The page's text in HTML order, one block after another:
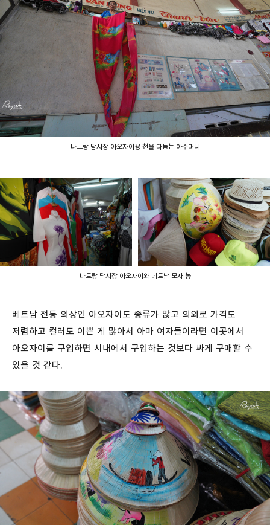
나트랑 담시장 아오자이용 천을 다듬는 아주머니
나트랑 담시장 아오자이와 베트남 모자 농
베트남 전통 의상인 아오자이도 종류가 많고 의외로 가격도
저렴하고 컬러도 이쁜 게 많아서 아마 여자들이라면 이곳에서
아오자이를 구입하면 시내에서 구입하는 것보다 싸게 구매할 수
있을 것 같다.